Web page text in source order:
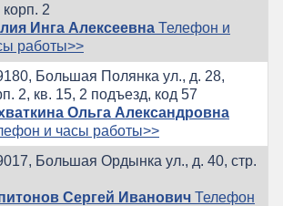
корп. 2
Инга Алексеевна Телефон и
работы>>
Большая Полянка ул., д. 28,
2, кв. 15, 2 подъезд, код 57
Ольга Александровна
и часы работы>>
Большая Ордынка ул., д. 40, стр.
Сергей Иванович Телефон